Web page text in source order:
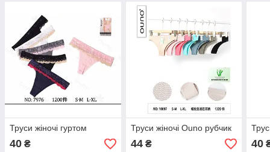
Труси жіночі гуртом
40 ₴
Труси жіночі Ouno рубчик
44₴ 40